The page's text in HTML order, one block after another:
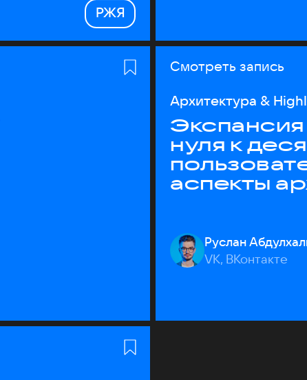
РЖЯ
Смотреть запись
Архитектура &
нуля к
аспекты
Руслан
VK, ВКонтакте